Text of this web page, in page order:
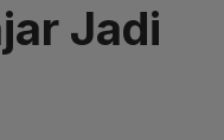
Jadi